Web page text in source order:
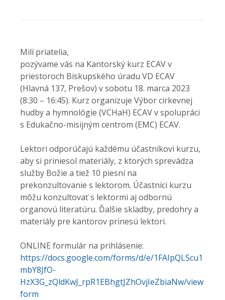
Milí priatelia,
pozývame vás na Kantorský kurz ECAV v
priestoroch Biskupského úradu VD ECAV
(Hlavná 137, Prešov) v sobotu 18. marca 2023
(8:30 – 16:45). Kurz organizuje Výbor cirkevnej
hudby a hymnológie (VCHaH) ECAV v spolupráci
s Edukačno-misijným centrom (EMC) ECAV.
Lektori odporúčajú každému účastníkovi kurzu,
aby si priniesol materiály, z ktorých sprevádza
služby Božie a tiež 10 piesní na
prekonzultovanie s lektorom. Účastníci kurzu
môžu konzultovať s lektormi aj odbornú
organovú literatúru. Ďalšie skladby, predohry a
materiály pre kantorov prinesú lektori.
ONLINE formulár na prihlásenie:
https://docs.google.com/forms/d/e/1FAIpQLScu1
mbY8JfO-
HzX3G_zQldKwJ_rpR1EBhgtJZhOvjIeZbiaNw/view
form